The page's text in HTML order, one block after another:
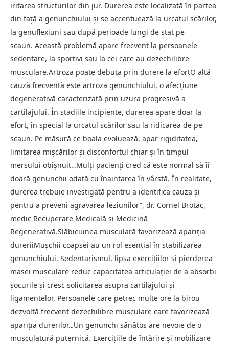
iritarea structurilor din jur. Durerea este localizată în partea
din față a genunchiului și se accentuează la urcatul scărilor,
la genuflexiuni sau după perioade lungi de stat pe
scaun. Această problemă apare frecvent la persoanele
sedentare, la sportivi sau la cei care au dezechilibre
musculare.Artroza poate debuta prin durere la efortO altă
cauză frecventă este artroza genunchiului, o afecțiune
degenerativă caracterizată prin uzura progresivă a
cartilajului. În stadiile incipiente, durerea apare doar la
efort, în special la urcatul scărilor sau la ridicarea de pe
scaun. Pe măsură ce boala evoluează, apar rigiditatea,
limitarea mișcărilor și disconfortul chiar și în timpul
mersului obișnuit.„Mulți pacienți cred că este normal să îi
doară genunchii odată cu înaintarea în vârstă. În realitate,
durerea trebuie investigată pentru a identifica cauza și
pentru a preveni agravarea leziunilor”, dr. Cornel Brotac,
medic Recuperare Medicală și Medicină
Regenerativă.Slăbiciunea musculară favorizează apariția
dureriiMușchii coapsei au un rol esențial în stabilizarea
genunchiului. Sedentarismul, lipsa exercițiilor și pierderea
masei musculare reduc capacitatea articulației de a absorbi
șocurile și cresc solicitarea asupra cartilajului și
ligamentelor. Persoanele care petrec multe ore la birou
dezvoltă frecvent dezechilibre musculare care favorizează
apariția durerilor.„Un genunchi sănătos are nevoie de o
musculatură puternică. Exercițiile de întărire și mobilizare